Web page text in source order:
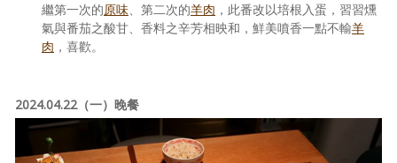
繼第一次的原味、第二次的羊肉 ，此番改以培根入蛋，習習燻
氣與番茄之酸甘、香料之辛芳相映和，鮮美噴香一點不輸羊
肉 ，喜歡。
2024.04.22（一）晚餐